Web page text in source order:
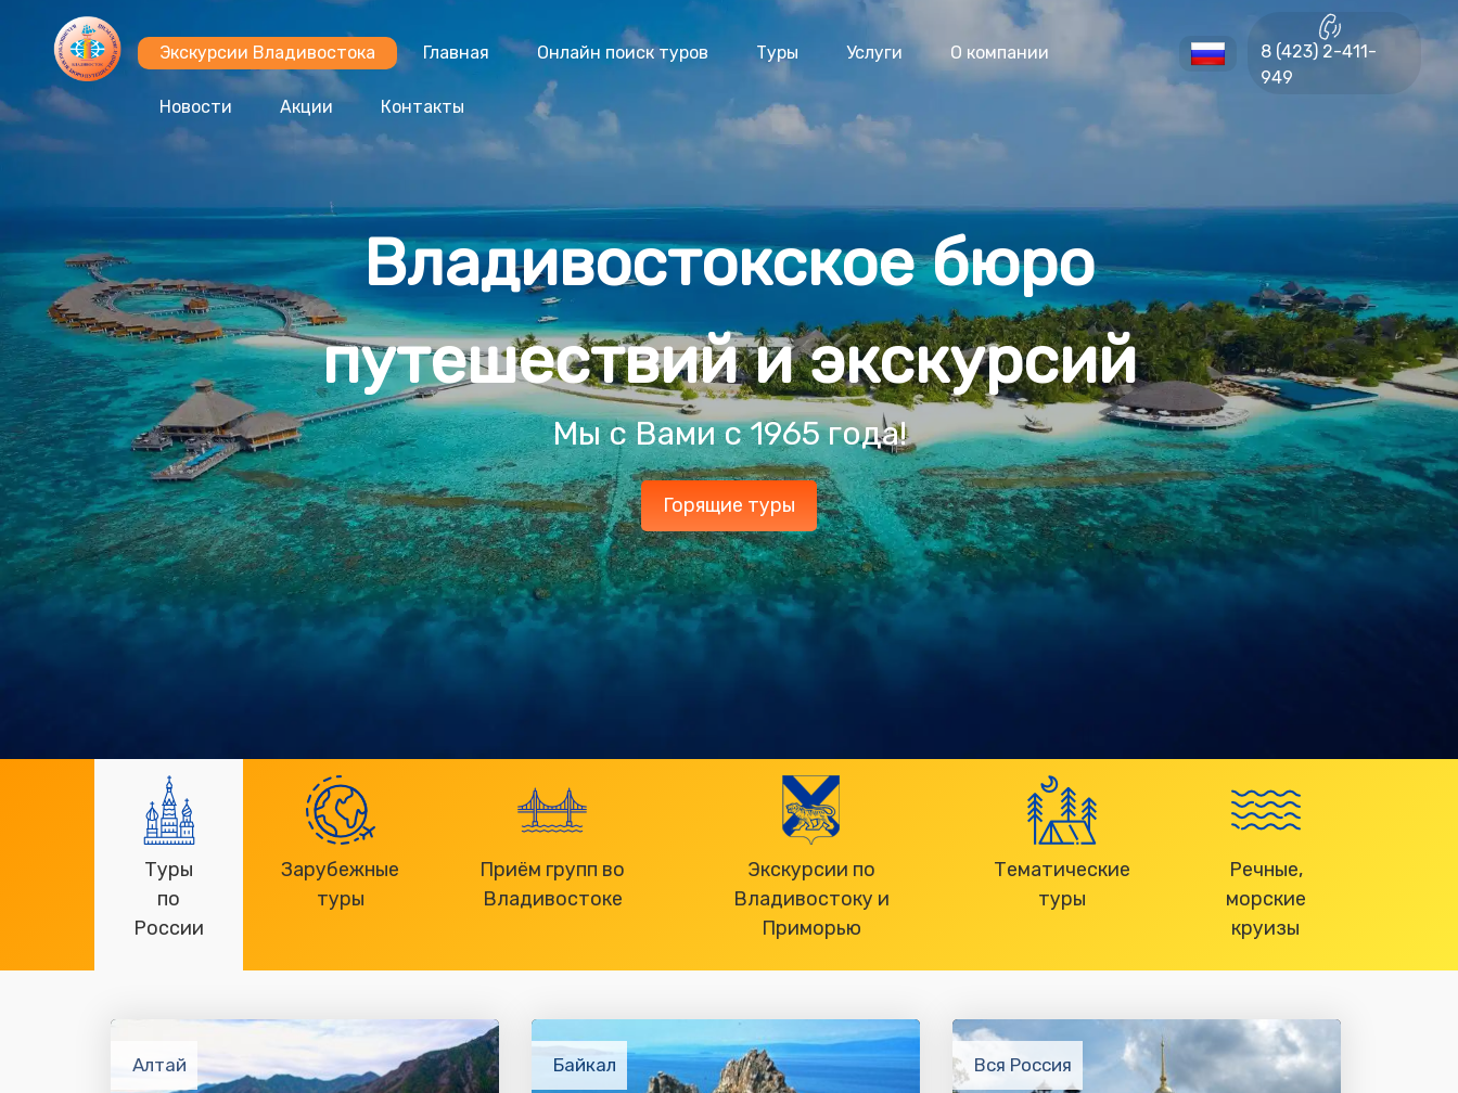
Экскурсии Владивостока Главная Онлайн поиск туров Туры Услуги О компании
Новости Акции Контакты
8 (423) 2-411-
949
Владивостокское бюро
путешествий и экскурсий
Мы с Вами с 1965 года!
Горящие туры
Туры
по
России
Зарубежные
туры
Приём групп во
Владивостоке
Экскурсии по
Владивостоку и
Приморью
Тематические
туры
Речные,
морские
круизы
Алтай Байкал Вся Россия